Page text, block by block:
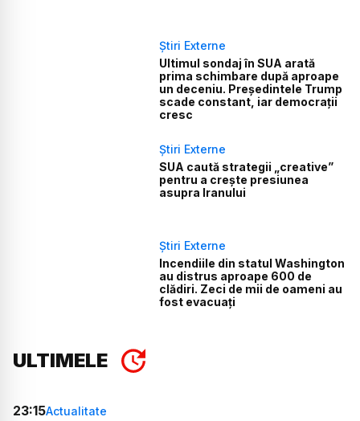
Știri Externe
Ultimul sondaj în SUA arată
prima schimbare după aproape
un deceniu. Președintele Trump
scade constant, iar democrații
cresc
Știri Externe
SUA caută strategii „creative”
pentru a crește presiunea
asupra Iranului
Știri Externe
Incendiile din statul Washington
au distrus aproape 600 de
clădiri. Zeci de mii de oameni au
fost evacuați
ULTIMELE
23:15Actualitate